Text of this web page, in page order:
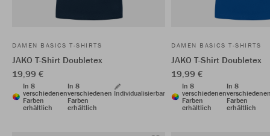
DAMEN BASICS T-SHIRTS
JAKO T-Shirt Doubletex
19,99 €
In 8
verschiedenen
Farben
erhältlich
In 8
verschiedenen
Farben
erhältlich
Individualisierbar
DAMEN BASICS T-SHIRTS
JAKO T-Shirt Doubletex
19,99 €
In 8
verschiedenen
Farben
erhältlich
In 8
Farben
erhältlich